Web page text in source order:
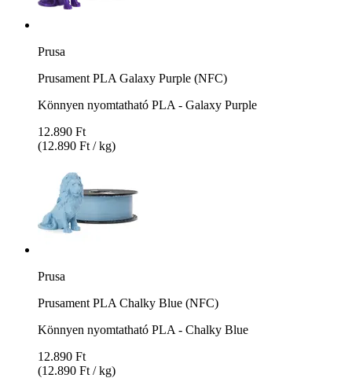
Prusa
Prusament PLA Galaxy Purple (NFC)
Könnyen nyomtatható PLA - Galaxy Purple
12.890 Ft
(12.890 Ft / kg)
Prusa
Prusament PLA Chalky Blue (NFC)
Könnyen nyomtatható PLA - Chalky Blue
12.890 Ft
(12.890 Ft / kg)